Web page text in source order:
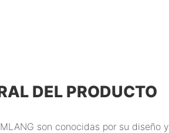
DEL PRODUCTO
son conocidas por su diseño y